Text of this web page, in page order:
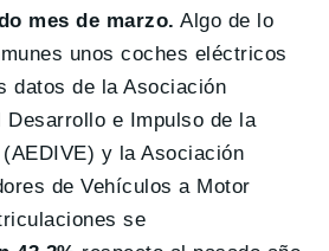
mes de marzo. Algo de lo
unos coches eléctricos
datos de la Asociación
Desarrollo e Impulso de la
y la Asociación
de Vehículos a Motor
se